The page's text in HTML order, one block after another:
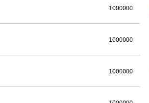
1000000
1000000
1000000